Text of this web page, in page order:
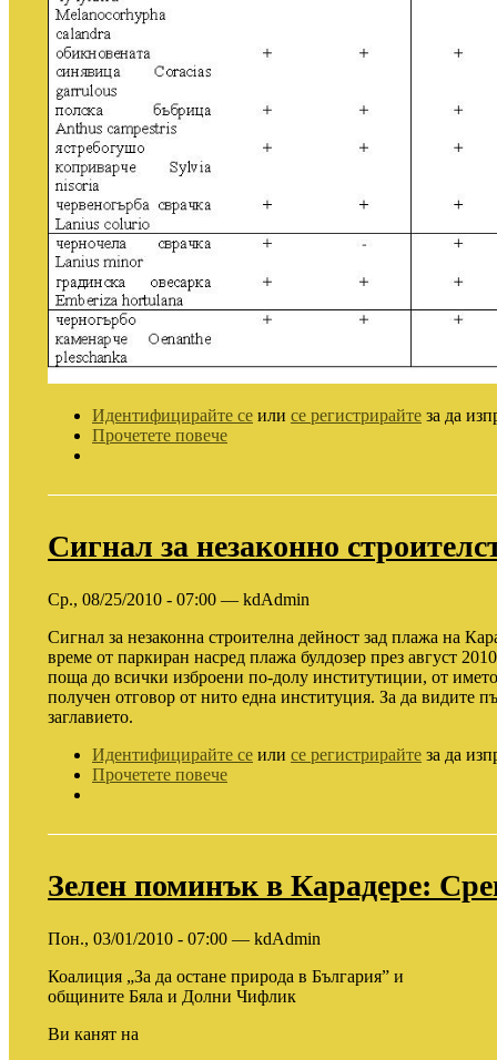
Идентифицирайте се или се регистрирайте за да
Прочетете повече
Сигнал за незаконно
Ср., 08/25/2010 - 07:00 — kdAdmin
Сигнал за незаконна строителна дейност зад плажа на
време от паркиран насред плажа булдозер през август
поща до всички изброени по-долу институтиции, от
получен отговор от нито една институция. За да видите
заглавието.
Идентифицирайте се или се регистрирайте за да
Прочетете повече
Зелен поминък в Карадере:
Пон., 03/01/2010 - 07:00 — kdAdmin
Коалиция „За да остане природа в България” и
общините Бяла и Долни Чифлик
Ви канят на